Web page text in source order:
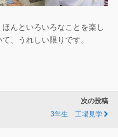
んといろいろなことを楽し
、うれしい限りです。
次の投稿
3年生 工場見学